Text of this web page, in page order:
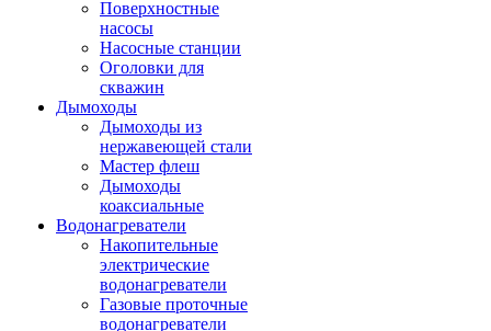
Поверхностные
насосы
Насосные станции
Оголовки для
скважин
Дымоходы
Дымоходы из
нержавеющей стали
Мастер флеш
Дымоходы
коаксиальные
Водонагреватели
Накопительные
электрические
водонагреватели
Газовые проточные
водонагреватели